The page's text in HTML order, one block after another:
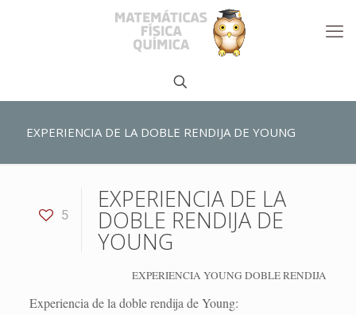
EXPERIENCIA DE LA DOBLE RENDIJA DE YOUNG
5
EXPERIENCIA DE LA
DOBLE RENDIJA DE
YOUNG
EXPERIENCIA YOUNG DOBLE RENDIJA
Experiencia de la doble rendija de Young: